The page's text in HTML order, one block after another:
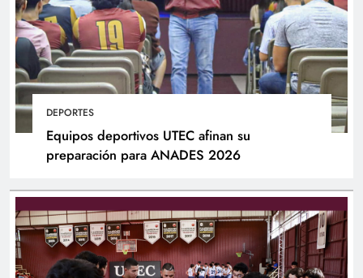
DEPORTES
Equipos deportivos UTEC afinan su
preparación para ANADES 2026